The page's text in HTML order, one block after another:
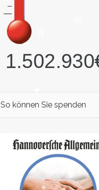
So können Sie spenden